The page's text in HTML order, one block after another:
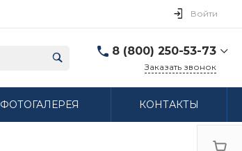
Войти
8 (800) 250-53-73
г. Нижний Новгород,
Заказать звонок
ФОТОГАЛЕРЕЯ КОНТАКТЫ